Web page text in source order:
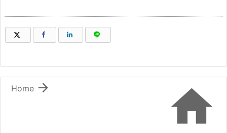
（新しいウィンドウで開きます）
（新しいウィンドウで開きます）
（新しいウィンドウで開きます）
（新しいウィンドウで開きます）


Home